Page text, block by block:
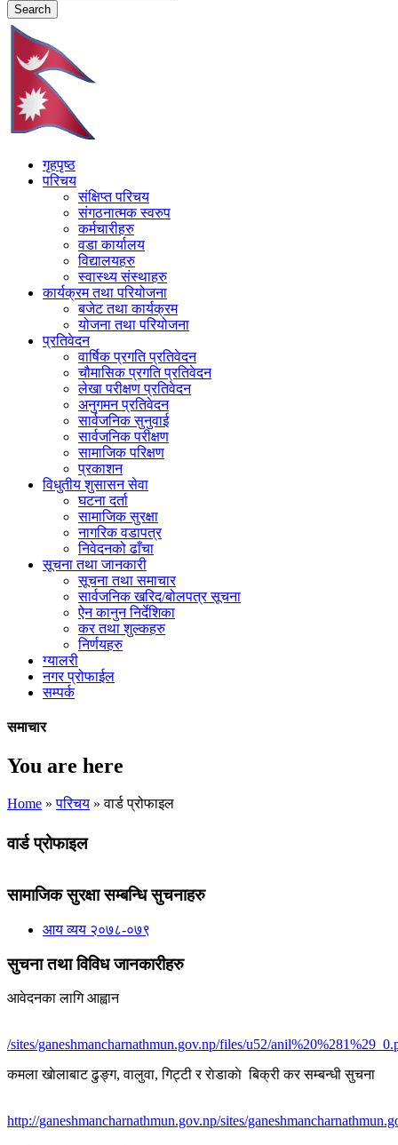
गृहपृष्ठ
परिचय
संक्षिप्त परिचय
संगठनात्मक स्वरुप
कर्मचारीहरु
वडा कार्यालय
विद्यालयहरु
स्वास्थ्य संस्थाहरु
कार्यक्रम तथा परियोजना
बजेट तथा कार्यक्रम
योजना तथा परियोजना
प्रतिवेदन
वार्षिक प्रगति प्रतिवेदन
चौमासिक प्रगति प्रतिवेदन
लेखा परीक्षण प्रतिवेदन
अनुगमन प्रतिवेदन
सार्वजनिक सुनुवाई
सार्वजनिक परीक्षण
सामाजिक परिक्षण
प्रकाशन
विधुतीय शुसासन सेवा
घटना दर्ता
सामाजिक सुरक्षा
नागरिक वडापत्र
निवेदनको ढाँचा
सूचना तथा जानकारी
सूचना तथा समाचार
सार्वजनिक खरिद/बोलपत्र सूचना
ऐन कानुन निर्देशिका
कर तथा शुल्कहरु
निर्णयहरु
ग्यालरी
नगर प्रोफाईल
सम्पर्क
समाचार
You are here
Home »परिचय » वार्ड प्रोफाइल
वार्ड प्रोफाइल
सामाजिक सुरक्षा सम्बन्धि सुचनाहरु
आय व्यय २०७८-०७९
सुचना तथा विविध जानकारीहरु
आवेदनका लागि आह्वान
/sites/ganeshmancharnathmun.gov.np/files/u52/
कमला खाेलाबाट ढु‌ङ्ग, वालुवा, गिट्टी र राेडाकाे बिक्री कर सम्बन्धी सुचना
http://ganeshmancharnathmun.gov.np/sites/